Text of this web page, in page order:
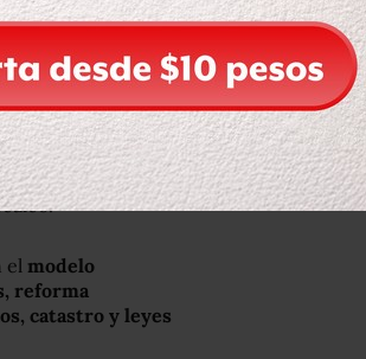
y quieren
(el Partido de la
la reforma electoral.
el modelo
reforma
catastro y leyes